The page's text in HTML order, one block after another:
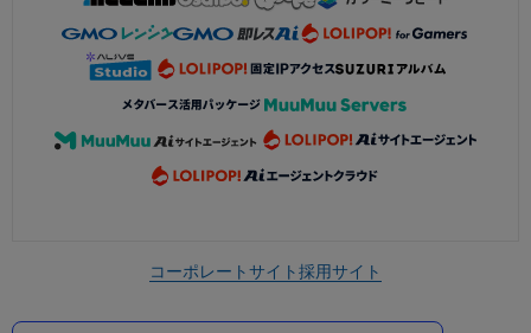
コーポレートサイト採用サイト